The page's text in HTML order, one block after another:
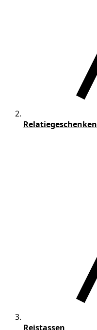
Relatiegeschenken
Reistassen